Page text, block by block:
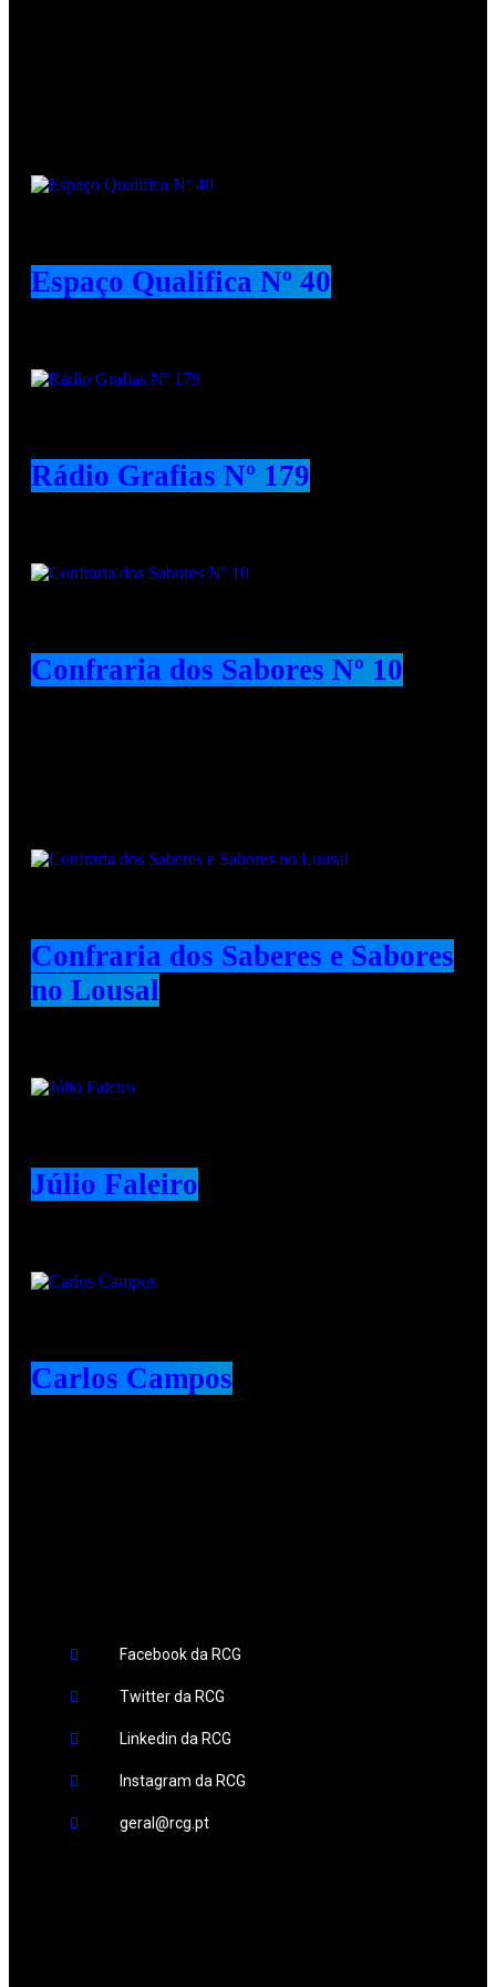
Espaço Qualifica Nº 40
Rádio Grafias Nº 179
Confraria dos Sabores Nº 10
Confraria dos Saberes e Sabores
no Lousal
Júlio Faleiro
Carlos Campos
Facebook da RCG
Twitter da RCG
Linkedin da RCG
Instagram da RCG
geral@rcg.pt